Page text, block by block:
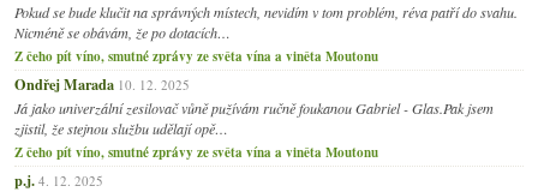
Pokud se bude klučit na správných místech, nevidím v tom problém, réva patří do svahu.
Nicméně se obávám, že po dotacích…
Z čeho pít víno, smutné zprávy ze světa vína a viněta Moutonu
Ondřej Marada 10. 12. 2025
Já jako univerzální zesilovač vůně pužívám ručně foukanou Gabriel - Glas.Pak jsem
zjistil, že stejnou službu udělají opě…
Z čeho pít víno, smutné zprávy ze světa vína a viněta Moutonu
p.j. 4. 12. 2025